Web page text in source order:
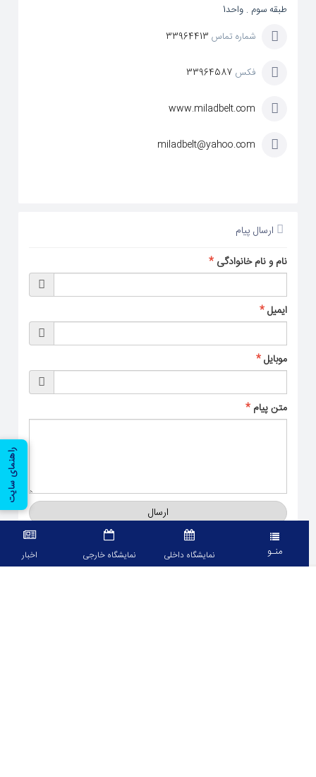
راهنمای سایت
طبقه سوم . واحد1
شماره تماس33964413
فکس 33964587
www.miladbelt.com
miladbelt@yahoo.com
ارسال پیام
نام و نام خانوادگی *
ایمیل*
موبایل*
متن پیام *
ارسال
منـو نمایشگاه داخلی نمایشگاه خارجی اخبار